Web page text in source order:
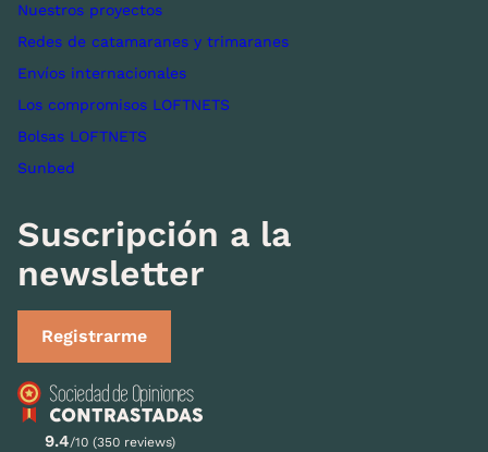
Nuestros proyectos
Redes de catamaranes y trimaranes
Envíos internacionales
Los compromisos LOFTNETS
Bolsas LOFTNETS
Sunbed
Suscripción a la
newsletter
Registrarme
9.4/10 (350 reviews)